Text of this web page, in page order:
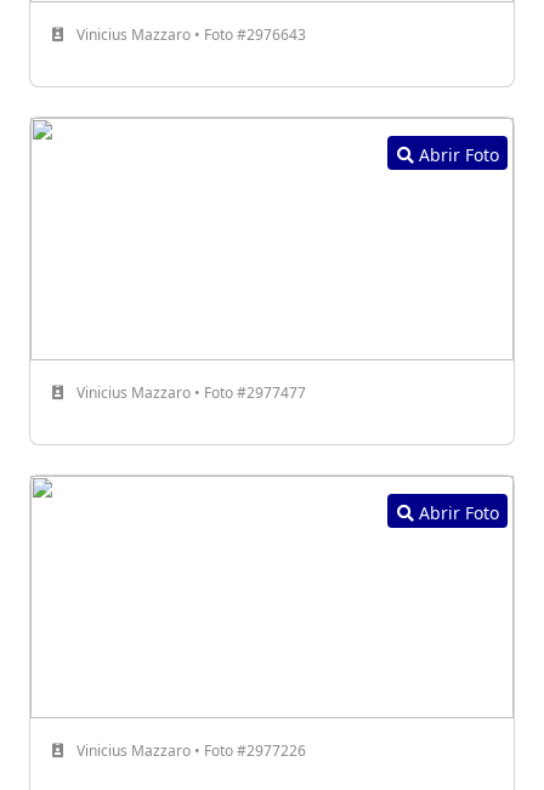
Vinicius Mazzaro • Foto #2976643
Abrir Foto
Vinicius Mazzaro • Foto #2977477
Abrir Foto
Vinicius Mazzaro • Foto #2977226